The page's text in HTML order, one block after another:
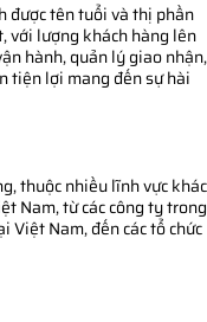
được tên tuổi và thị phần
với lượng khách hàng lên
hành, quản lý giao nhận,
tiện lợi mang đến sự hài
thuộc nhiều lĩnh vực khác
Nam, từ các công ty trong
Việt Nam, đến các tổ chức